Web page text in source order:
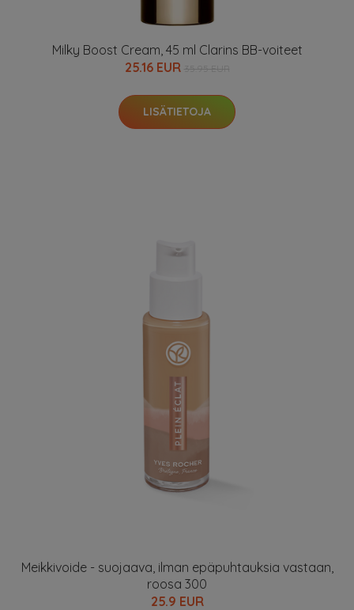
Milky Boost Cream, 45 ml Clarins BB-voiteet
25.16 EUR
LISÄTIETOJA
Meikkivoide - suojaava, ilman epäpuhtauksia vastaan,
roosa 300
25.9 EUR